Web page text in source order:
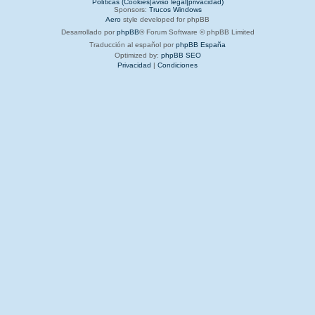
Sponsors: Trucos Windows
Aero style developed for phpBB
Desarrollado por phpBB® Forum Software © phpBB Limited
Traducción al español por phpBB España
Optimized by: phpBB SEO
Privacidad | Condiciones